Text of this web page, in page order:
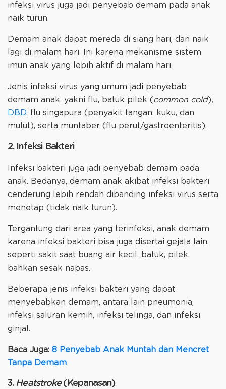
infeksi virus juga jadi penyebab demam pada anak
naik turun.
Demam anak dapat mereda di siang hari, dan naik
lagi di malam hari. Ini karena mekanisme sistem
imun anak yang lebih aktif di malam hari.
Jenis infeksi virus yang umum jadi penyebab
demam anak, yakni flu, batuk pilek (common cold),
DBD, flu singapura (penyakit tangan, kuku, dan
mulut), serta muntaber (flu perut/gastroenteritis).
2. Infeksi Bakteri
Infeksi bakteri juga jadi penyebab demam pada
anak. Bedanya, demam anak akibat infeksi bakteri
cenderung lebih rendah dibanding infeksi virus serta
menetap (tidak naik turun).
Tergantung dari area yang terinfeksi, anak demam
karena infeksi bakteri bisa juga disertai gejala lain,
seperti sakit saat buang air kecil, batuk, pilek,
bahkan sesak napas.
Beberapa jenis infeksi bakteri yang dapat
menyebabkan demam, antara lain pneumonia,
infeksi saluran kemih, infeksi telinga, dan infeksi
ginjal.
Baca Juga: 8 Penyebab Anak Muntah dan Mencret
Tanpa Demam
3. Heatstroke(Kepanasan)